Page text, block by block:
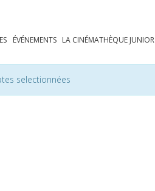
ÉVÉNEMENTS LA CINÉMATHÈQUE JUNIOR
selectionnées